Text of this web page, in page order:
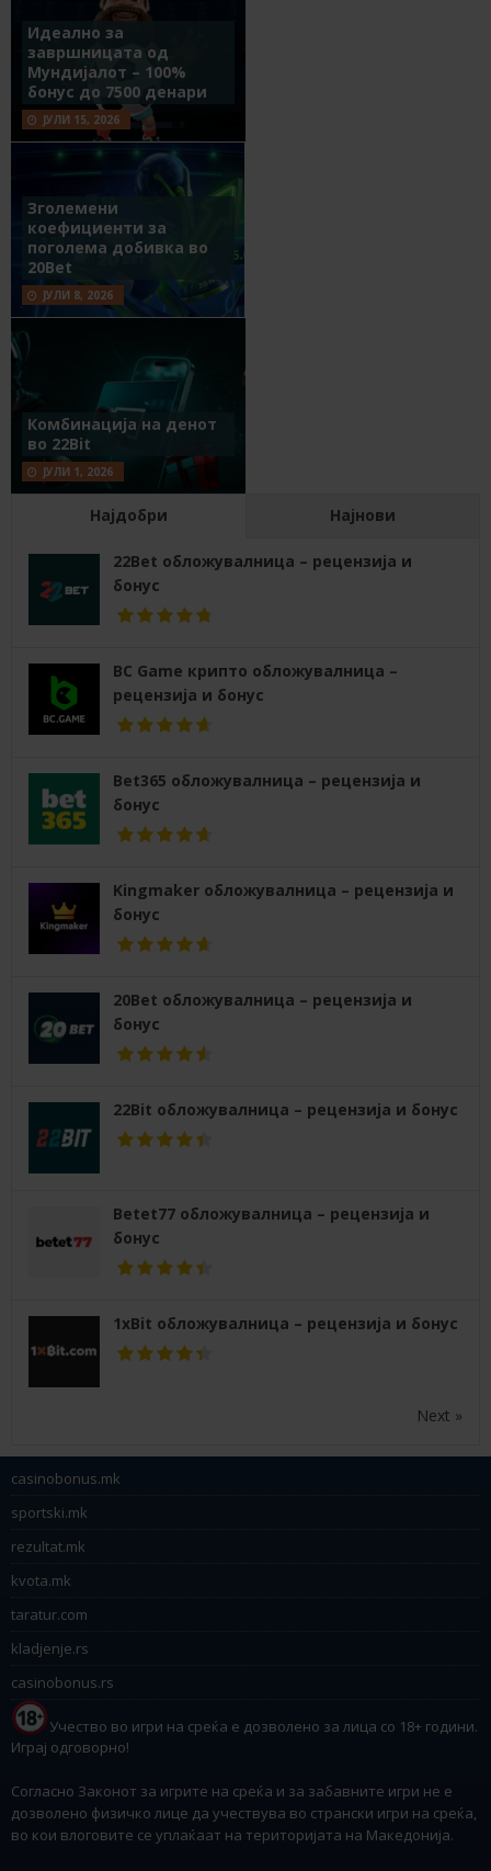
Идеално за
завршницата од
Мундијалот – 100%
бонус до 7500 денари
ЈУЛИ 15, 2026
Зголемени
коефициенти за
поголема добивка во
20Bet
ЈУЛИ 8, 2026
Комбинација на денот
во 22Bit
ЈУЛИ 1, 2026
Најдобри Најнови
22Bet обложувалница – рецензија и
бонус
BC Game крипто обложувалница –
рецензија и бонус
Bet365 обложувалница – рецензија и
бонус
Kingmaker обложувалница – рецензија и
бонус
20Bet обложувалница – рецензија и
бонус
22Bit обложувалница – рецензија и бонус
Betet77 обложувалница – рецензија и
бонус
1xBit обложувалница – рецензија и бонус
Next »
casinobonus.mk
sportski.mk
rezultat.mk
kvota.mk
taratur.com
kladjenje.rs
casinobonus.rs
Учество во игри на среќа е дозволено за лица со 18+ години.
Играј одговорно!
Согласно Законот за игрите на среќа и за забавните игри не е
дозволено физичко лице да учествува во странски игри на среќа,
во кои влоговите се уплаќаат на територијата на Македонија.